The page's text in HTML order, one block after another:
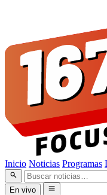
Inicio Noticias Programas
En vivo